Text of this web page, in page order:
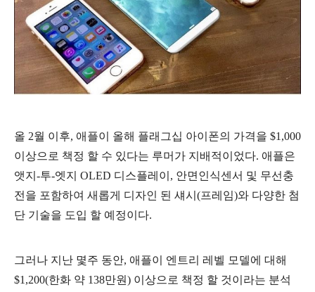
올 2월 이후, 애플이 올해 플래그십 아이폰의 가격을 $1,000
이상으로 책정 할 수 있다는 루머가 지배적이었다. 애플은
앳지-투-엣지 OLED 디스플레이, 안면인식센서 및 무선충
전을 포함하여 새롭게 디자인 된 섀시(프레임)와 다양한 첨
단 기술을 도입 할 예정이다.
그러나 지난 몇주 동안, 애플이 엔트리 레벨 모델에 대해
$1,200(한화 약 138만원) 이상으로 책정 할 것이라는 분석